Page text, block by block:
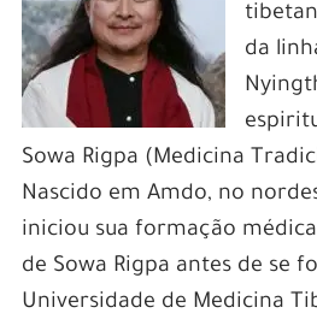
da
Sowa Rigpa (Medicina
Nascido em Amdo, no
iniciou sua formação
de Sowa Rigpa antes de se
Universidade de Medicina